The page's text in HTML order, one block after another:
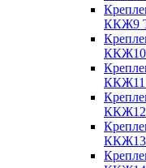
ККЖ9
ККЖ10
ККЖ11
ККЖ12
ККЖ13